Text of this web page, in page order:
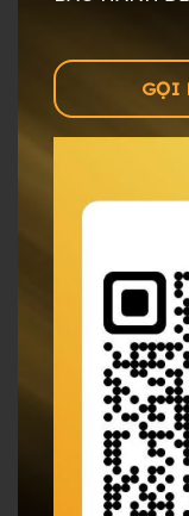
GỌI